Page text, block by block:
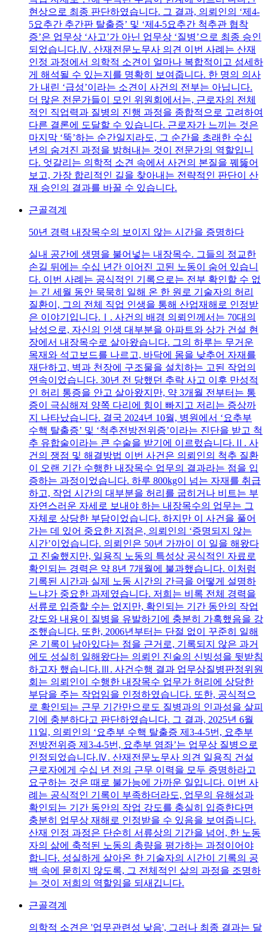
현상으로 최종 판단하였습니다. 그 결과, 의뢰인의 ‘제4-
5요추간 추간판 탈출증’ 및 ‘제4-5요추간 척추관 협착
증’은 업무상 ‘사고’가 아닌 업무상 ‘질병’으로 최종 승인
되었습니다.Ⅳ. 산재전문노무사 의견 이번 사례는 산재
인정 과정에서 의학적 소견이 얼마나 복합적이고 섬세하
게 해석될 수 있는지를 명확히 보여줍니다. 한 명의 의사
가 내린 ‘급성’이라는 소견이 사건의 전부는 아닙니다.
더 많은 전문가들이 모인 위원회에서는, 근로자의 전체
적인 직업력과 질병의 진행 과정을 종합적으로 고려하여
다른 결론에 도달할 수 있습니다. 근로자가 느끼는 것은
마지막 ‘뚝’하는 순간일지라도, 그 순간을 초래한 수십
년의 숨겨진 과정을 밝혀내는 것이 전문가의 역할입니
다. 엇갈리는 의학적 소견 속에서 사건의 본질을 꿰뚫어
보고, 가장 합리적인 길을 찾아내는 전략적인 판단이 산
재 승인의 결과를 바꿀 수 있습니다.
근골격계
50년 경력 내장목수의 보이지 않는 시간을 증명하다
실내 공간에 생명을 불어넣는 내장목수. 그들의 정교한
손길 뒤에는 수십 년간 이어진 고된 노동이 숨어 있습니
다. 이번 사례는 공식적인 기록으로는 전부 확인할 수 없
는 긴 세월 동안 묵묵히 일해 온 한 원로 기술자의 허리
질환이, 그의 전체 직업 인생을 통해 산업재해로 인정받
은 이야기입니다.Ⅰ. 사건의 배경 의뢰인께서는 70대의
남성으로, 자신의 인생 대부분을 아파트와 상가 건설 현
장에서 내장목수로 살아왔습니다. 그의 하루는 무거운
목재와 석고보드를 나르고, 바닥에 몸을 낮추어 자재를
재단하고, 벽과 천장에 구조물을 설치하는 고된 작업의
연속이었습니다. 30년 전 당했던 추락 사고 이후 만성적
인 허리 통증을 안고 살아왔지만, 약 3개월 전부터는 통
증이 극심해져 양쪽 다리에 힘이 빠지고 저리는 증상까
지 나타났습니다. 결국 2024년 10월, 병원에서 ‘요추부
수핵 탈출증’ 및 ‘척추전방전위증’이라는 진단을 받고 척
추 유합술이라는 큰 수술을 받기에 이르렀습니다.Ⅱ. 사
건의 쟁점 및 해결방법 이번 사건은 의뢰인의 척추 질환
이 오랜 기간 수행한 내장목수 업무의 결과라는 점을 입
증하는 과정이었습니다. 하루 800kg이 넘는 자재를 취급
하고, 작업 시간의 대부분을 허리를 굽히거나 비트는 부
자연스러운 자세로 보내야 하는 내장목수의 업무는 그
자체로 상당한 부담이었습니다. 하지만 이 사건을 풀어
가는 데 있어 중요한 지점은, 의뢰인의 ‘증명되지 않는
시간’이었습니다. 의뢰인은 50년 가까이 이 일을 해왔다
고 진술했지만, 일용직 노동의 특성상 공식적인 자료로
확인되는 경력은 약 8년 7개월에 불과했습니다. 이처럼
기록된 시간과 실제 노동 시간의 간극을 어떻게 설명하
느냐가 중요한 과제였습니다. 저희는 비록 전체 경력을
서류로 입증할 수는 없지만, 확인되는 기간 동안의 작업
강도와 내용이 질병을 유발하기에 충분히 가혹했음을 강
조했습니다. 또한, 2006년부터는 단절 없이 꾸준히 일해
온 기록이 남아있다는 점을 근거로, 기록되지 않은 과거
에도 성실히 일해왔다는 의뢰인 진술의 신빙성을 뒷받침
하고자 했습니다.Ⅲ. 사건수행 결과 업무상질병판정위원
회는 의뢰인이 수행한 내장목수 업무가 허리에 상당한
부담을 주는 작업임을 인정하였습니다. 또한, 공식적으
로 확인되는 근무 기간만으로도 질병과의 인과성을 살피
기에 충분하다고 판단하였습니다. 그 결과, 2025년 6월
11일, 의뢰인의 ‘요추부 수핵 탈출증 제3-4-5번, 요추부
전방전위증 제3-4-5번, 요추부 염좌’는 업무상 질병으로
인정되었습니다.Ⅳ. 산재전문노무사 의견 일용직 건설
근로자에게 수십 년 전의 근무 이력을 모두 증명하라고
요구하는 것은 때로 불가능에 가까운 일입니다. 이번 사
례는 공식적인 기록이 부족하더라도, 업무의 유해성과
확인되는 기간 동안의 작업 강도를 충실히 입증한다면
충분히 업무상 재해로 인정받을 수 있음을 보여줍니다.
산재 인정 과정은 단순히 서류상의 기간을 넘어, 한 노동
자의 삶에 축적된 노동의 총량을 평가하는 과정이어야
합니다. 성실하게 살아온 한 기술자의 시간이 기록의 공
백 속에 묻히지 않도록, 그 전체적인 삶의 과정을 조명하
는 것이 저희의 역할임을 되새깁니다.
근골격계
의학적 소견은 '업무관련성 낮음', 그러나 최종 결과는 달